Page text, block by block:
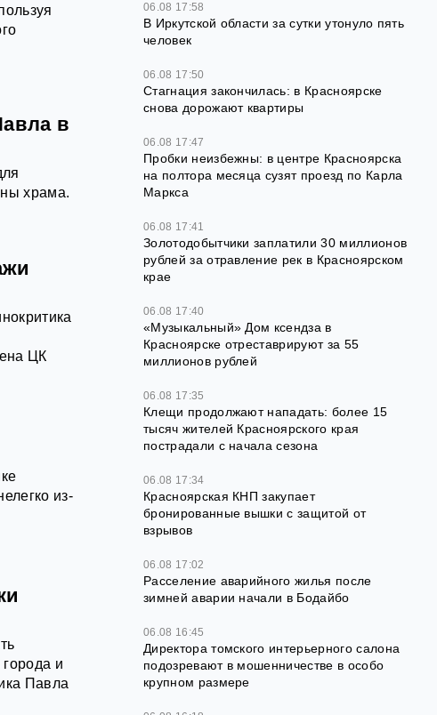
в
храма.
ЦК
из-
и
Павла
06.08 17:58
В Иркутской области за сутки утонуло пять
человек
06.08 17:50
Стагнация закончилась: в Красноярске
снова дорожают квартиры
06.08 17:47
Пробки неизбежны: в центре Красноярска
на полтора месяца сузят проезд по Карла
Маркса
06.08 17:41
Золотодобытчики заплатили 30 миллионов
рублей за отравление рек в Красноярском
крае
06.08 17:40
«Музыкальный» Дом ксендза в
Красноярске отреставрируют за 55
миллионов рублей
06.08 17:35
Клещи продолжают нападать: более 15
тысяч жителей Красноярского края
пострадали с начала сезона
06.08 17:34
Красноярская КНП закупает
бронированные вышки с защитой от
взрывов
06.08 17:02
Расселение аварийного жилья после
зимней аварии начали в Бодайбо
06.08 16:45
Директора томского интерьерного салона
подозревают в мошенничестве в особо
крупном размере